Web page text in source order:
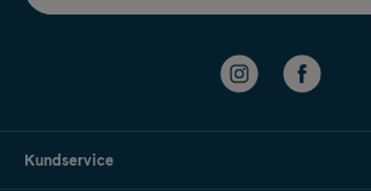
Kundservice